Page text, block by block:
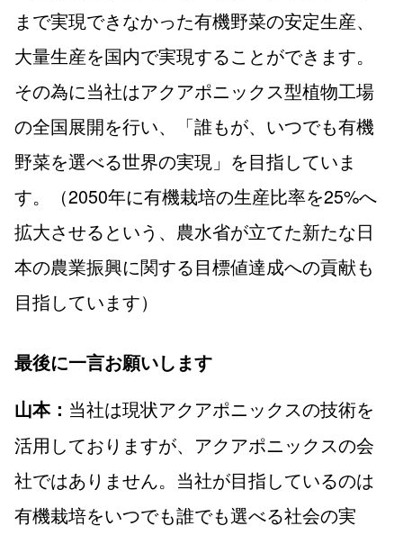
まで実現できなかった有機野菜の安定生産、
大量生産を国内で実現することができます。
その為に当社はアクアポニックス型植物工場
の全国展開を行い、「誰もが、いつでも有機
野菜を選べる世界の実現」を目指していま
す。（2050年に有機栽培の生産比率を25%へ
拡大させるという、農水省が立てた新たな日
本の農業振興に関する目標値達成への貢献も
目指しています）
最後に一言お願いします
山本： 当社は現状アクアポニックスの技術を
活用しておりますが、アクアポニックスの会
社ではありません。当社が目指しているのは
有機栽培をいつでも誰でも選べる社会の実